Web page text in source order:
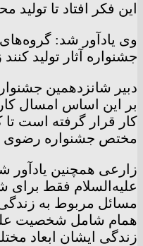
این فکر افتاد تا تولید
وی یادآور شد:
جشنواره آثار تولید
دبیر شانزدهمین
بر این اساس امسال
کار قرار گرفته است
مختص جشنواره رضوی
زارعی همچنین
علیه‌السلام فقط برای
مسائل مربوط به
همام شامل شخصیت
زندگی ایشان ابعاد